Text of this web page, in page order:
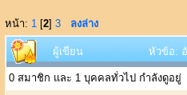
หน้า: 1 [2] 3 ลงล่าง
ผู้เขียน หัวข้อ:
0 สมาชิก และ 1 บุคคลทั่วไป กำลังดูอยู่